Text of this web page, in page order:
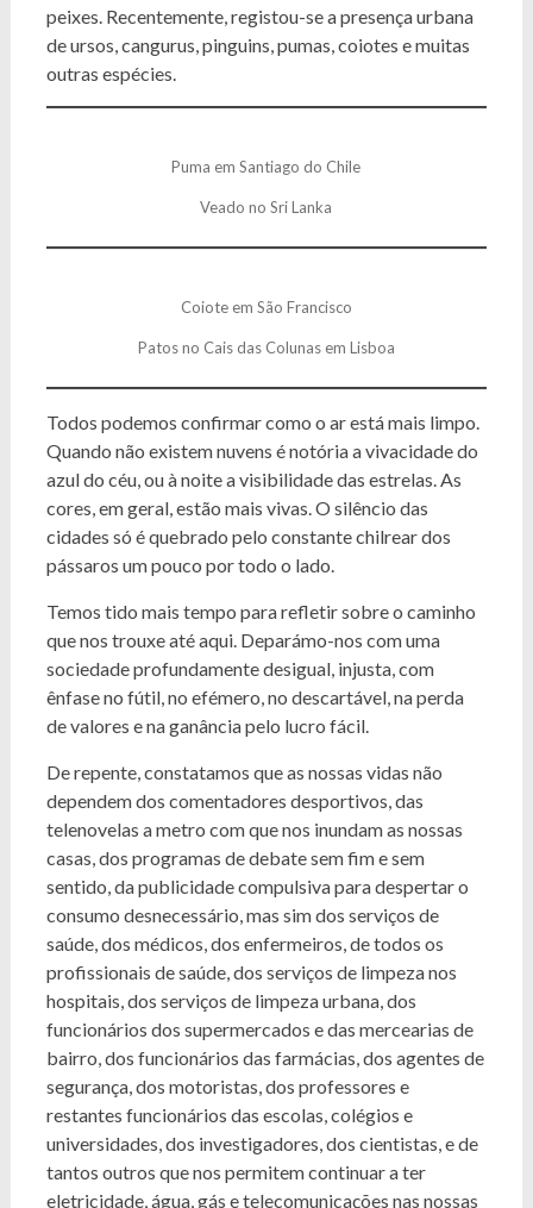
peixes. Recentemente, registou-se a presença urbana
de ursos, cangurus, pinguins, pumas, coiotes e muitas
outras espécies.
Puma em Santiago do Chile
Veado no Sri Lanka
Coiote em São Francisco
Patos no Cais das Colunas em Lisboa
Todos podemos confirmar como o ar está mais limpo.
Quando não existem nuvens é notória a vivacidade do
azul do céu, ou à noite a visibilidade das estrelas. As
cores, em geral, estão mais vivas. O silêncio das
cidades só é quebrado pelo constante chilrear dos
pássaros um pouco por todo o lado.
Temos tido mais tempo para refletir sobre o caminho
que nos trouxe até aqui. Deparámo-nos com uma
sociedade profundamente desigual, injusta, com
ênfase no fútil, no efémero, no descartável, na perda
de valores e na ganância pelo lucro fácil.
De repente, constatamos que as nossas vidas não
dependem dos comentadores desportivos, das
telenovelas a metro com que nos inundam as nossas
casas, dos programas de debate sem fim e sem
sentido, da publicidade compulsiva para despertar o
consumo desnecessário, mas sim dos serviços de
saúde, dos médicos, dos enfermeiros, de todos os
profissionais de saúde, dos serviços de limpeza nos
hospitais, dos serviços de limpeza urbana, dos
funcionários dos supermercados e das mercearias de
bairro, dos funcionários das farmácias, dos agentes de
segurança, dos motoristas, dos professores e
restantes funcionários das escolas, colégios e
universidades, dos investigadores, dos cientistas, e de
tantos outros que nos permitem continuar a ter
eletricidade, água, gás e telecomunicações nas nossas